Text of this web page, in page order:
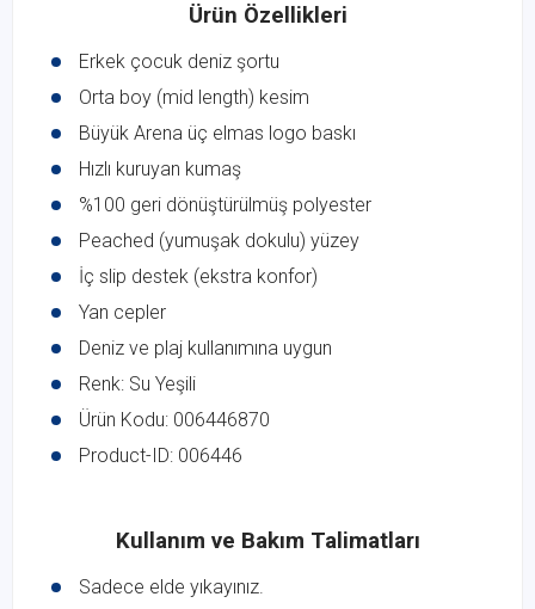
Ürün Özellikleri
Erkek çocuk deniz şortu
Orta boy (mid length) kesim
Büyük Arena üç elmas logo baskı
Hızlı kuruyan kumaş
%100 geri dönüştürülmüş polyester
Peached (yumuşak dokulu) yüzey
İç slip destek (ekstra konfor)
Yan cepler
Deniz ve plaj kullanımına uygun
Renk: Su Yeşili
Ürün Kodu: 006446870
Product-ID: 006446
Kullanım ve Bakım Talimatları
Sadece elde yıkayınız.